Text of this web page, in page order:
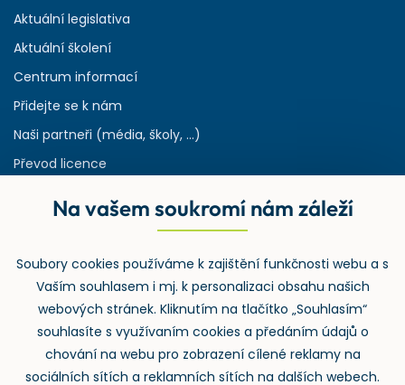
Aktuální legislativa
Aktuální školení
Centrum informací
Přidejte se k nám
Naši partneři (média, školy, ...)
Převod licence
Rejstřík používaných zkratek v odpadech
Zpětný odběr
Na vašem soukromí nám záleží
Soubory cookies používáme k zajištění funkčnosti webu a s
Vaším souhlasem i mj. k personalizaci obsahu našich
webových stránek. Kliknutím na tlačítko „Souhlasím“
souhlasíte s využívaním cookies a předáním údajů o
chování na webu pro zobrazení cílené reklamy na
sociálních sítích a reklamních sítích na dalších webech.